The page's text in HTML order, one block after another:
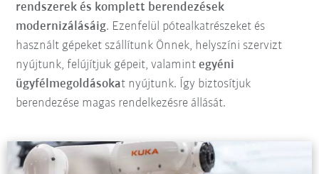
rendszerek és komplett berendezések
modernizálásáig. Ezenfelül pótealkatrészeket és
használt gépeket szállítunk Önnek, helyszíni szervizt
nyújtunk, felújítjuk gépeit, valamintegyéni
ügyfélmegoldásokat nyújtunk. Így biztosítjuk
berendezése magas rendelkezésre állását.